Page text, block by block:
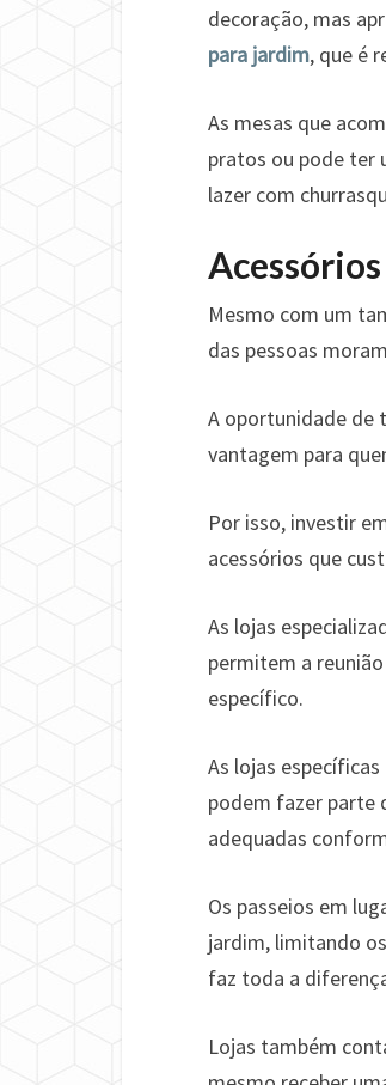
decoração, mas
para jardim, que é
As mesas que
pratos ou pode ter
lazer com
Mesmo com um
das pessoas
A oportunidade de
vantagem para
Por isso, investir
acessórios que
As lojas
permitem a
específico.
As lojas
podem fazer parte
adequadas
Os passeios em
jardim, limitando
faz toda a
Lojas também